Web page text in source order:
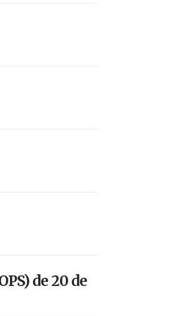
de 20 de